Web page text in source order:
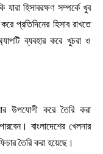
যারা হিসাবরক্ষণ সম্পর্কে খুব
প্রতিদিনের হিসাব রাখতে
ব্যবহার করে খুচরা ও
উপযোগী করে তৈরি করা
বাংলাদেশের খেলনার
তৈরি করা হয়েছে।